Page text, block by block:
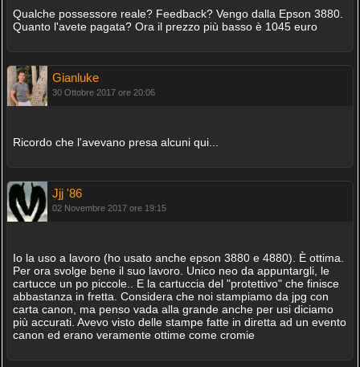
Qualche possessore reale? Feedback? Vengo dalla Epson 3880.
Quanto l'avete pagata? Ora il prezzo più basso è 1045 euro
Gianluke
30 Ottobre 2017 ore 20:06
Ricordo che l'avevano presa alcuni qui...
Jjj '86
02 Novembre 2017 ore 19:15
Io la uso a lavoro (ho usato anche epson 3880 e 4880). È ottima.
Per ora svolge bene il suo lavoro. Unico neo da appuntargli, le
cartucce un po piccole.. E la cartuccia del "protettivo" che finisce
abbastanza in fretta. Considera che noi stampiamo da jpg con
carta canon, ma penso vada alla grande anche per usi diciamo
più accurati. Avevo visto delle stampe fatte in diretta ad un evento
canon ed erano veramente ottime come cromie